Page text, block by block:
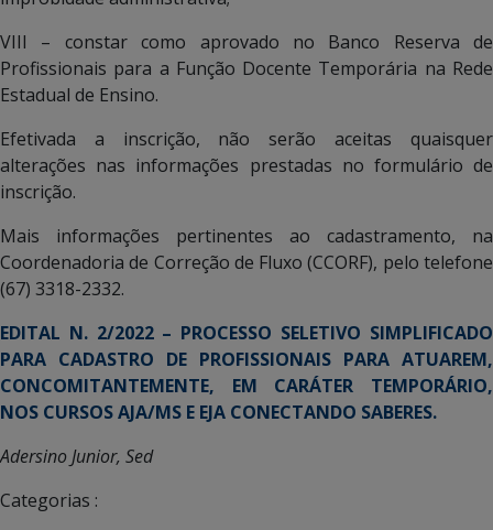
VIII – constar como aprovado no Banco Reserva de
Profissionais para a Função Docente Temporária na Rede
Estadual de Ensino.
Efetivada a inscrição, não serão aceitas quaisquer
alterações nas informações prestadas no formulário de
inscrição.
Mais informações pertinentes ao cadastramento, na
Coordenadoria de Correção de Fluxo (CCORF), pelo telefone
(67) 3318-2332.
EDITAL N. 2/2022 – PROCESSO SELETIVO SIMPLIFICADO
PARA CADASTRO DE PROFISSIONAIS PARA ATUAREM,
CONCOMITANTEMENTE, EM CARÁTER TEMPORÁRIO,
NOS CURSOS AJA/MS E EJA CONECTANDO SABERES.
Adersino Junior, Sed
Categorias :